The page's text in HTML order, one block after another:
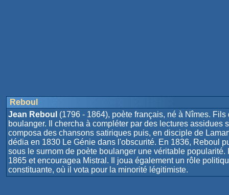
Reboul
Jean Reboul (1796 - 1864), poète français, né à Nîmes.
boulanger. Il chercha à compléter par des lectures
composa des chansons satiriques puis, en disciple de
dédia en 1830 Le Génie dans l'obscurité. En 1836, Reboul
sous le surnom de poète boulanger une véritable
1865 et encouragea Mistral. Il joua également un rôle
constituante, où il vota pour la minorité légitimiste.